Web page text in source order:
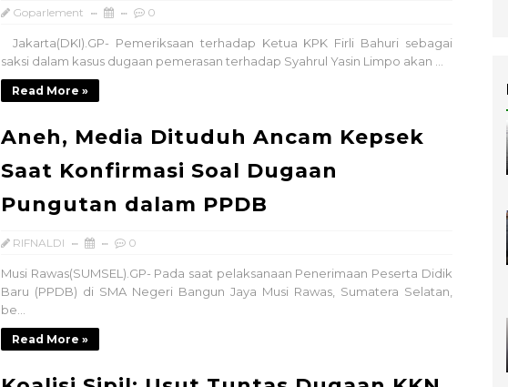
Goparlement 0
Jakarta(DKI).GP- Pemeriksaan terhadap Ketua KPK Firli Bahuri sebagai
saksi dalam kasus dugaan pemerasan terhadap Syahrul Yasin Limpo akan ...
Read More »
Aneh, Media Dituduh Ancam Kepsek
Saat Konfirmasi Soal Dugaan
Pungutan dalam PPDB
RIFNALDI 0
Musi Rawas(SUMSEL).GP- Pada saat pelaksanaan Penerimaan Peserta Didik
Baru (PPDB) di SMA Negeri Bangun Jaya Musi Rawas, Sumatera Selatan,
be...
Read More »